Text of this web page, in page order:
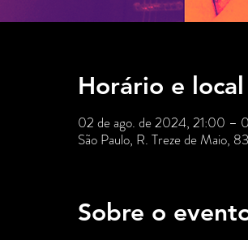
Horário e local
02 de ago. de 2024, 21:00 –
São Paulo, R. Treze de Maio,
Sobre o